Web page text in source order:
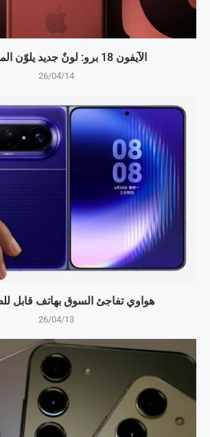
الآيفون 18 برو: لونٌ جديد يلوّن المستقبل.
26/04/14
هواوي تفاجئ السوق بهاتف قابل
26/04/13